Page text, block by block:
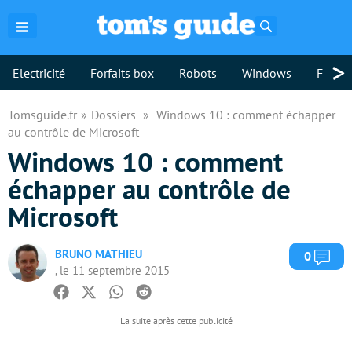
Electricité Forfaits box Robots Windows >
Tomsguide.fr Dossiers
Windows 10 : comment échapper
au contrôle de Microsoft
Windows 10 : comment
échapper au contrôle de
Microsoft
BRUNO MATHIEU
, le 11 septembre 2015
0
Facebook
TwitterWhatsapp
Reddit